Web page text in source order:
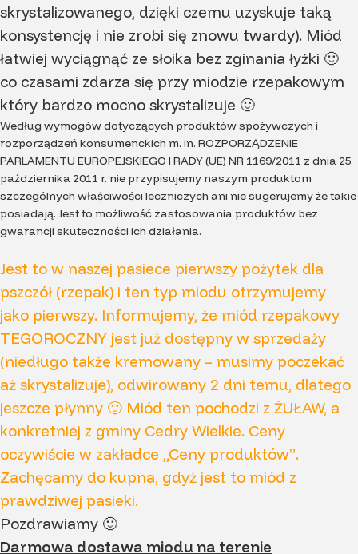
skrystalizowanego, dzięki czemu uzyskuje taką
konsystencję i nie zrobi się znowu twardy). Miód
łatwiej wyciągnąć ze słoika bez zginania łyżki 🙂
co czasami zdarza się przy miodzie rzepakowym
który bardzo mocno skrystalizuje 🙂
Według wymogów dotyczących produktów spożywczych i
rozporządzeń konsumenckich m. in. ROZPORZĄDZENIE
PARLAMENTU EUROPEJSKIEGO I RADY (UE) NR 1169/2011 z dnia 25
października 2011 r. nie przypisujemy naszym produktom
szczególnych właściwości leczniczych ani nie sugerujemy że takie
posiadają. Jest to możliwość zastosowania produktów bez
gwarancji skuteczności ich działania.
Jest to w naszej pasiece pierwszy pożytek dla
pszczół (rzepak) i ten typ miodu otrzymujemy
jako pierwszy. Informujemy, że miód rzepakowy
TEGOROCZNY jest już dostępny w sprzedaży
(niedługo także kremowany – musimy poczekać
aż skrystalizuje), odwirowany 2 dni temu, dlatego
jeszcze płynny 🙂 Miód ten pochodzi z ŻUŁAW, a
konkretniej z gminy Cedry Wielkie. Ceny
oczywiście w zakładce „Ceny produktów”.
Zachęcamy do kupna, gdyż jest to miód z
prawdziwej pasieki.
Pozdrawiamy 🙂
Darmowa dostawa miodu na terenie